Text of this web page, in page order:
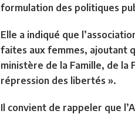
formulation des politiques
Elle a indiqué que
faites aux femmes, ajoutant
ministère de la Famille, de la
répression des libertés ».
Il convient de rappeler que